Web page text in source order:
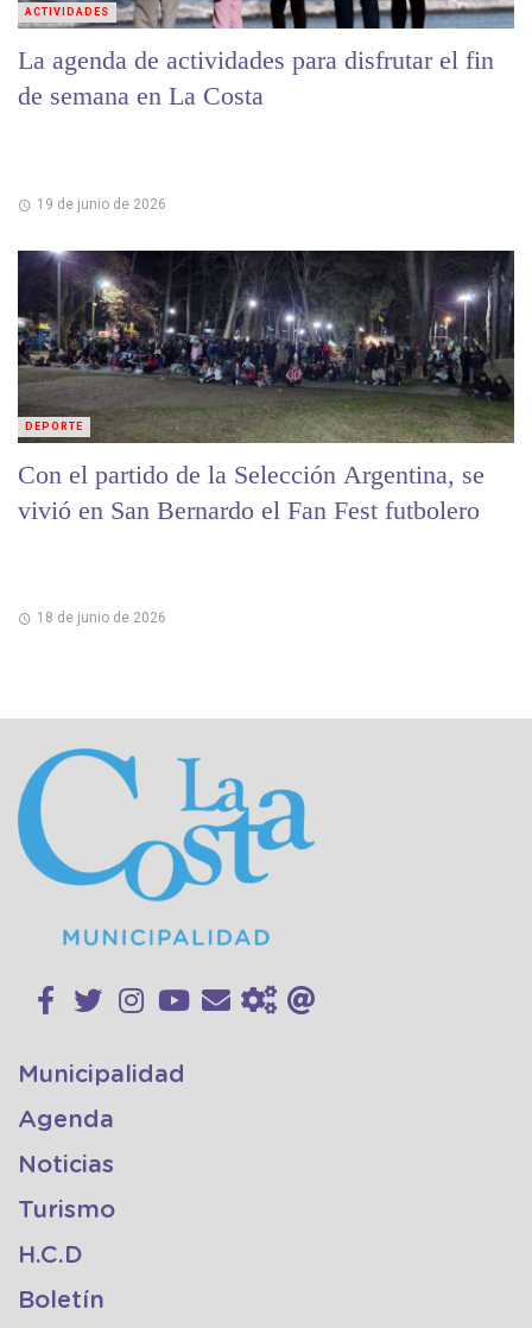
La agenda de actividades para disfrutar el fin
de semana en La Costa
19 de junio de 2026
ACTIVIDADES
Con el partido de la Selección Argentina, se
vivió en San Bernardo el Fan Fest futbolero
18 de junio de 2026
DEPORTE
Municipalidad
Agenda
Noticias
Turismo
H.C.D
Boletín